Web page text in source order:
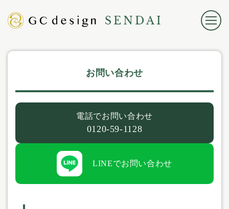
お問い合わせ
電話でお問い合わせ
0120-59-1128
LINEでお問い合わせ